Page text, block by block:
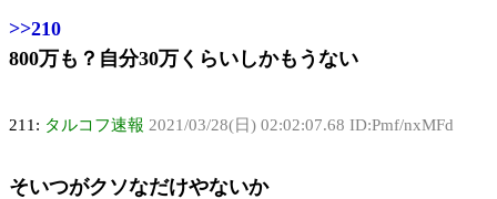
>>210
800万も？自分30万くらいしかもうない
211: タルコフ速報 2021/03/28(日) 02:02:07.68 ID:Pmf/nxMFd
そいつがクソなだけやないか